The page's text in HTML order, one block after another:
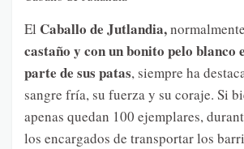
El Caballo de Jutlandia,
castaño y con un bonito pelo blanco
parte de sus patas, siempre ha
sangre fría, su fuerza y su coraje. Si
apenas quedan 100 ejemplares,
los encargados de transportar los